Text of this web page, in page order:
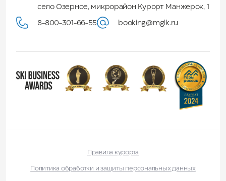
село Озерное, микрорайон Курорт Манжерок, 1
8-800-301-66-55 booking@mglk.ru
Правила курорта
Политика обработки и защиты персональных данных